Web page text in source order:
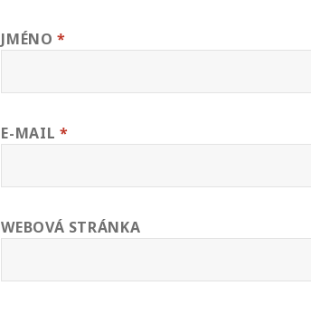
JMÉNO*
E-MAIL *
WEBOVÁ STRÁNKA